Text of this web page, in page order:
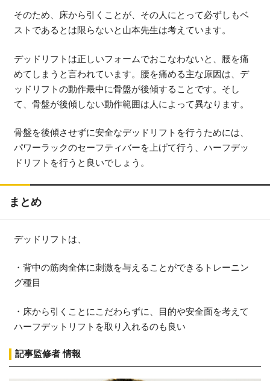
そのため、床から引くことが、その人にとって必ずしもベ
ストであるとは限らないと山本先生は考えています。
デッドリフトは正しいフォームでおこなわないと、腰を痛
めてしまうと言われています。腰を痛める主な原因は、デ
ッドリフトの動作最中に骨盤が後傾することです。そし
て、骨盤が後傾しない動作範囲は人によって異なります。
骨盤を後傾させずに安全なデッドリフトを行うためには、
パワーラックのセーフティバーを上げて行う、ハーフデッ
ドリフトを行うと良いでしょう。
まとめ
デッドリフトは、
・背中の筋肉全体に刺激を与えることができるトレーニン
グ種目
・床から引くことにこだわらずに、目的や安全面を考えて
ハーフデットリフトを取り入れるのも良い
記事監修者 情報